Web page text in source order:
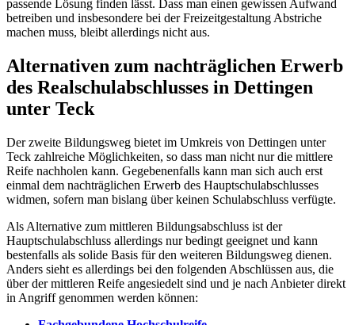
passende Lösung finden lässt. Dass man einen gewissen Aufwand
betreiben und insbesondere bei der Freizeitgestaltung Abstriche
machen muss, bleibt allerdings nicht aus.
Alternativen zum nachträglichen Erwerb
des Realschulabschlusses in Dettingen
unter Teck
Der zweite Bildungsweg bietet im Umkreis von Dettingen unter
Teck zahlreiche Möglichkeiten, so dass man nicht nur die mittlere
Reife nachholen kann. Gegebenenfalls kann man sich auch erst
einmal dem nachträglichen Erwerb des Hauptschulabschlusses
widmen, sofern man bislang über keinen Schulabschluss verfügte.
Als Alternative zum mittleren Bildungsabschluss ist der
Hauptschulabschluss allerdings nur bedingt geeignet und kann
bestenfalls als solide Basis für den weiteren Bildungsweg dienen.
Anders sieht es allerdings bei den folgenden Abschlüssen aus, die
über der mittleren Reife angesiedelt sind und je nach Anbieter direkt
in Angriff genommen werden können: